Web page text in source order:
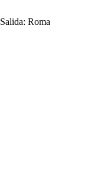
Salida: Roma